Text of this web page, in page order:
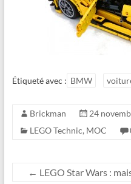
Étiqueté avec : BMW
Brickman
24
LEGO Technic, MOC
← LEGO Star Wars :